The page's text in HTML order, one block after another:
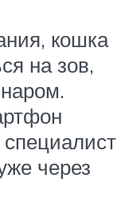
кошка
на зов,
через